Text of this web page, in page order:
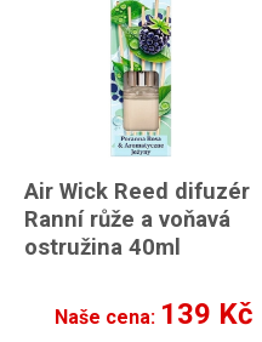
Air Wick Reed difuzér
Ranní růže a voňavá
ostružina 40ml
Naše cena: 139 Kč